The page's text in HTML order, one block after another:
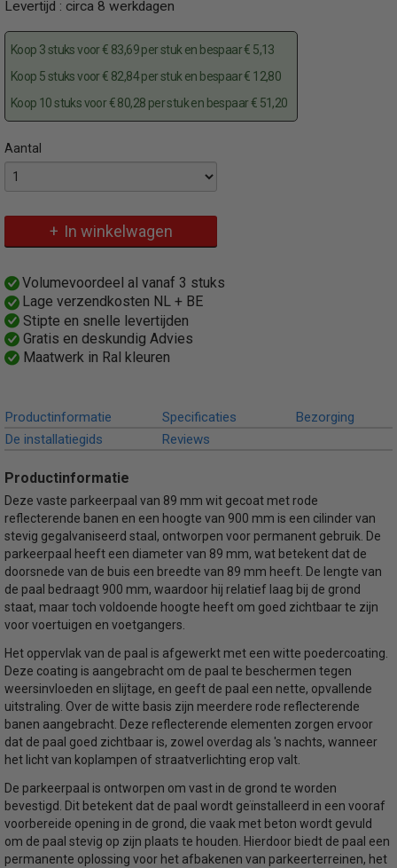
Levertijd : circa 8 werkdagen
Koop 3 stuks voor € 83,69 per stuk en bespaar € 5,13
Koop 5 stuks voor € 82,84 per stuk en bespaar € 12,80
Koop 10 stuks voor € 80,28 per stuk en bespaar € 51,20
Aantal
In winkelwagen
Specificaties
489B
EAN code
Productcode leverancier
489B
Bruto gewicht
7,50 Kg
Omschrijving
Volumevoordeel al vanaf 3 stuks
Lage verzendkosten NL + BE
Stipte en snelle levertijden
Gratis en deskundig Advies
Maatwerk in Ral kleuren
Productinformatie Specificaties
Bezorging
De installatiegids
Reviews
Productinformatie
Deze vaste parkeerpaal van 89 mm wit gecoat met rode
reflecterende banen en een hoogte van 900 mm is een cilinder van
stevig gegalvaniseerd staal, ontworpen voor permanent gebruik. De
parkeerpaal heeft een diameter van 89 mm, wat betekent dat de
doorsnede van de buis een breedte van 89 mm heeft. De lengte van
de paal bedraagt 900 mm, waardoor hij relatief laag bij de grond
staat, maar toch voldoende hoogte heeft om goed zichtbaar te zijn
voor voertuigen en voetgangers.
Het oppervlak van de paal is afgewerkt met een witte poedercoating.
Deze coating is aangebracht om de paal te beschermen tegen
weersinvloeden en slijtage, en geeft de paal een nette, opvallende
uitstraling. Over de witte basis zijn meerdere rode reflecterende
banen aangebracht. Deze reflecterende elementen zorgen ervoor
dat de paal goed zichtbaar is, zowel overdag als 's nachts, wanneer
het licht van koplampen of straatverlichting erop valt.
De parkeerpaal is ontworpen om vast in de grond te worden
bevestigd. Dit betekent dat de paal wordt geïnstalleerd in een vooraf
voorbereide opening in de grond, die vaak met beton wordt gevuld
om de paal stevig op zijn plaats te houden. Hierdoor biedt de paal een
permanente oplossing voor het afbakenen van parkeerterreinen, het